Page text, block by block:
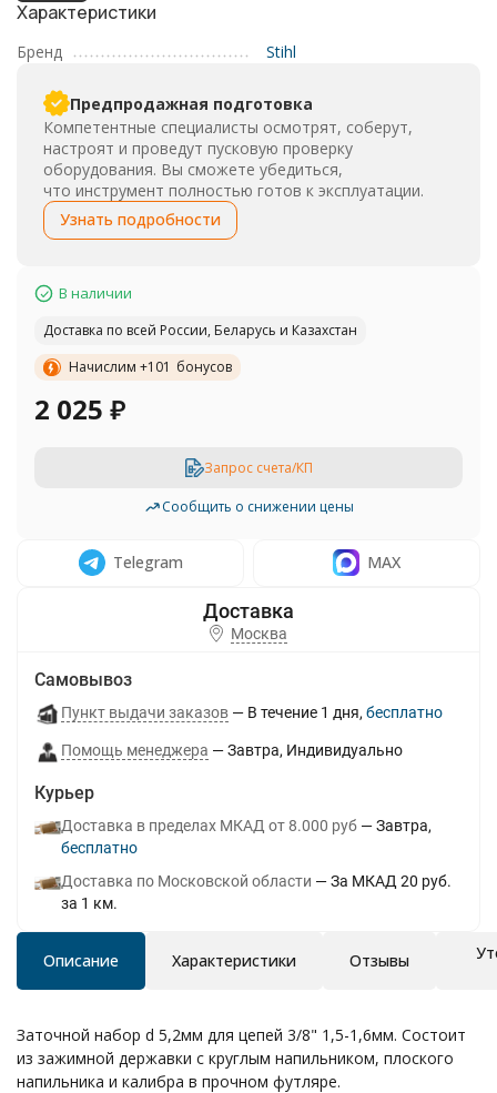
Характеристики
Бренд Stihl
Предпродажная подготовка
Компетентные специалисты осмотрят, соберут,
настроят и проведут пусковую проверку
оборудования. Вы сможете убедиться,
что инструмент полностью готов к эксплуатации.
Узнать подробности
В наличии
Доставка по всей России, Беларусь и Казахстан
Начислим +101 бонусов
2 025 ₽
Запрос счета/КП
Сообщить о снижении цены
Telegram MAX
Москва
Самовывоз
Пункт выдачи заказов В течение 1 дня Бесплатно
Помощь менеджера Завтра Индивидуально
Курьер
Доставка в пределах МКАД от 8.000 руб
Завтра
Бесплатно
Доставка по Московской области
За МКАД 20 руб.
за 1 км.
Описание Характеристики Отзывы
Заточной набор d 5,2мм для цепей 3/8" 1,5-1,6мм. Состоит
из зажимной державки с круглым напильником, плоского
напильника и калибра в прочном футляре.